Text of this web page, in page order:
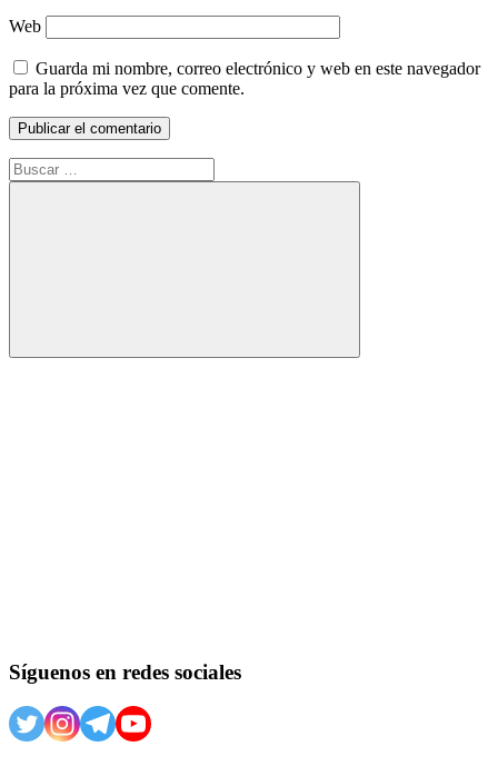
Web
Guarda mi nombre, correo electrónico y web en este navegador
para la próxima vez que comente.
Buscar:
Buscar
Síguenos en redes sociales